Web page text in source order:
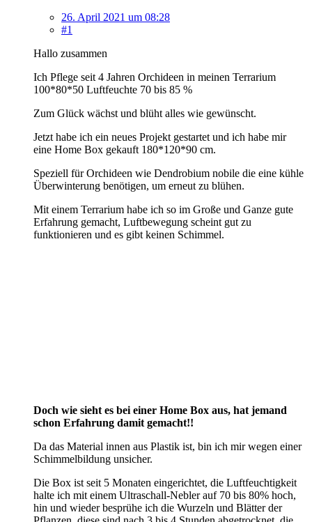
26. April 2021 um 08:28
#1
Hallo zusammen
Ich Pflege seit 4 Jahren Orchideen in meinen Terrarium
100*80*50 Luftfeuchte 70 bis 85 %
Zum Glück wächst und blüht alles wie gewünscht.
Jetzt habe ich ein neues Projekt gestartet und ich habe mir
eine Home Box gekauft 180*120*90 cm.
Speziell für Orchideen wie Dendrobium nobile die eine kühle
Überwinterung benötigen, um erneut zu blühen.
Mit einem Terrarium habe ich so im Große und Ganze gute
Erfahrung gemacht, Luftbewegung scheint gut zu
funktionieren und es gibt keinen Schimmel.
Doch wie sieht es bei einer Home Box aus, hat jemand
schon Erfahrung damit gemacht!!
Da das Material innen aus Plastik ist, bin ich mir wegen einer
Schimmelbildung unsicher.
Die Box ist seit 5 Monaten eingerichtet, die Luftfeuchtigkeit
halte ich mit einem Ultraschall-Nebler auf 70 bis 80% hoch,
hin und wieder besprühe ich die Wurzeln und Blätter der